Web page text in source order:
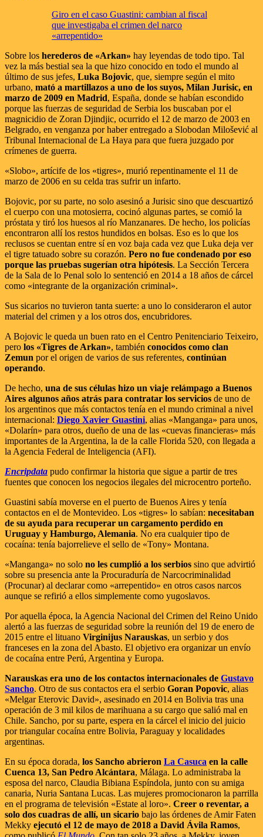
Giro en el caso Guastini: cambian al fiscal
que investigaba el crimen del narco
«arrepentido»
Sobre los herederos de «Arkan» hay leyendas de todo tipo. Tal
vez la más bestial sea la que hizo conocido en todo el mundo al
último de sus jefes, Luka Bojovic, que, siempre según el mito
urbano, mató a martillazos a uno de los suyos, Milan Jurisic, en
marzo de 2009 en Madrid, España, donde se habían escondido
porque las fuerzas de seguridad de Serbia los buscaban por el
magnicidio de Zoran Djindjic, ocurrido el 12 de marzo de 2003 en
Belgrado, en venganza por haber entregado a Slobodan Milošević al
Tribunal Internacional de La Haya para que fuera juzgado por
crímenes de guerra.
«Slobo», artícife de los «tigres», murió repentinamente el 11 de
marzo de 2006 en su celda tras sufrir un infarto.
Bojovic, por su parte, no solo asesinó a Jurisic sino que descuartizó
el cuerpo con una motosierra, cocinó algunas partes, se comió la
próstata y tiró los huesos al río Manzanares. De hecho, los policías
encontraron allí los restos hundidos en bolsas. Eso es lo que los
reclusos se cuentan entre sí en voz baja cada vez que Luka deja ver
el tigre tatuado sobre su corazón. Pero no fue condenado por eso
porque las pruebas sugerían otra hipótesis. La Sección Tercera
de la Sala de lo Penal solo lo sentenció en 2014 a 18 años de cárcel
como «integrante de la organización criminal».
Sus sicarios no tuvieron tanta suerte: a uno lo consideraron el autor
material del crimen y a los otros dos, encubridores.
A Bojovic le queda un buen rato en el Centro Penitenciario Teixeiro,
pero los «Tigres de Arkan», también conocidos como clan
Zemun por el origen de varios de sus referentes, continúan
operando.
De hecho, una de sus células hizo un viaje relámpago a Buenos
Aires algunos años atrás para contratar los servicios de uno de
los argentinos que más contactos tenía en el mundo criminal a nivel
internacional: Diego Xavier Guastini, alias «Manganga» para unos,
«Dolarín» para otros, dueño de una de las «cuevas financieras» más
importantes de la Argentina, la de la calle Florida 520, con llegada a
la Agencia Federal de Inteligencia (AFI).
Encripdata pudo confirmar la historia que sigue a partir de tres
fuentes que conocen los negocios ilegales del microcentro porteño.
Guastini sabía moverse en el puerto de Buenos Aires y tenía
contactos en el de Montevideo. Los «tigres» lo sabían: necesitaban
de su ayuda para recuperar un cargamento perdido en
Uruguay y Hamburgo, Alemania. No era cualquier tipo de
cocaína: tenía bajorrelieve el sello de «Tony» Montana.
«Manganga» no solo no les cumplió a los serbios sino que advirtió
sobre su presencia ante la Procuraduría de Narcocriminalidad
(Procunar) al declarar como «arrepentido» en otros casos narcos
aunque se refirió a ellos simplemente como yugoslavos.
Por aquella época, la Agencia Nacional del Crimen del Reino Unido
alertó a las fuerzas de seguridad sobre la reunión del 19 de enero de
2015 entre el lituano Virginijus Narauskas, un serbio y dos
franceses en la zona del Abasto. El objetivo era organizar un envío
de cocaína entre Perú, Argentina y Europa.
Narauskas era uno de los contactos internacionales de Gustavo
Sancho. Otro de sus contactos era el serbio Goran Popovic, alias
«Melgar Eterovic David», asesinado en 2014 en Bolivia tras una
operación de 3 mil kilos de marihuana a su cargo que salió mal en
Chile. Sancho, por su parte, espera en la cárcel el inicio del juicio
por triangular cocaína entre Bolivia, Paraguay y localidades
argentinas.
En su época dorada, los Sancho abrieron La Casuca en la calle
Cuenca 13, San Pedro Alcántara, Málaga. Lo administraba la
esposa del narco, Claudia Bibiana Espíndola, junto con su amiga
canaria, Nuria Santana Lucas. Las mujeres promocionaron la parrilla
en el programa de televisión «Estate al loro». Creer o reventar, a
solo dos cuadras de allí, un sicario bajo las órdenes de Amir Faten
Mekky ejecutó el 12 de mayo de 2018 a David Ávila Ramos,